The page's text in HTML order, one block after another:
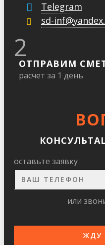
Telegram
sd-
2
ОТПРАВИМ
расчет за 1 день
оставьте заявку
или